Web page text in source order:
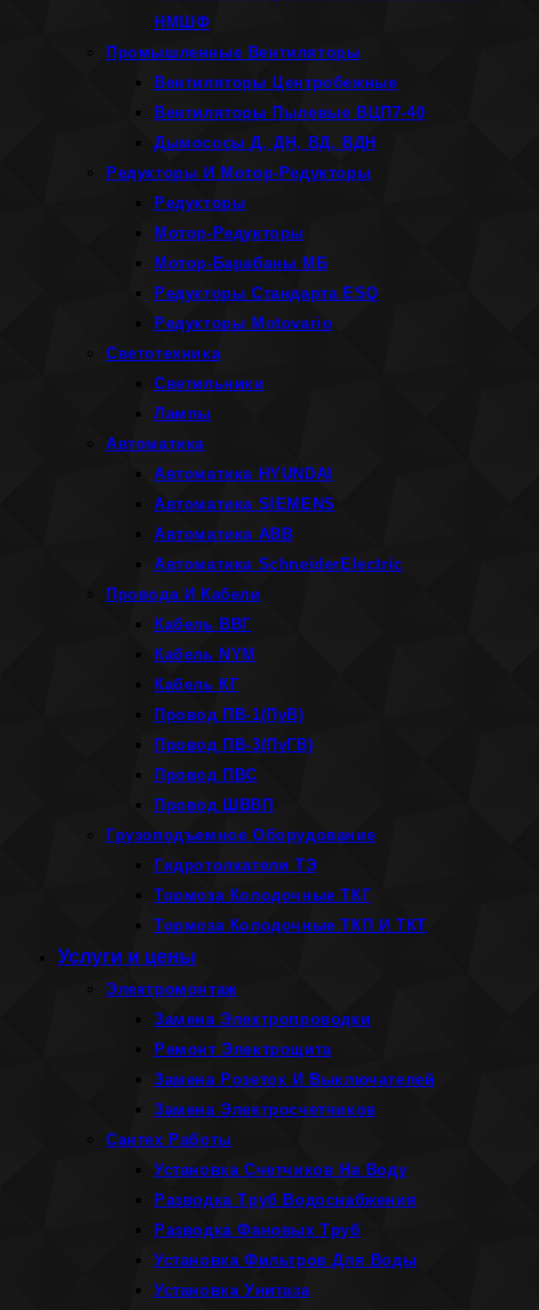
НМШФ
Промышленные Вентиляторы
Вентиляторы Центробежные
Вентиляторы Пылевые ВЦП7-40
Дымососы Д, ДН, ВД, ВДН
Редукторы И Мотор-Редукторы
Редукторы
Мотор-Редукторы
Мотор-Барабаны МБ
Редукторы Стандарта ESQ
Редукторы Motovario
Светотехника
Светильники
Лампы
Автоматика
Автоматика HYUNDAI
Автоматика SIEMENS
Автоматика ABB
Автоматика SchneiderElectric
Провода И Кабели
Кабель ВВГ
Кабель NYM
Кабель КГ
Провод ПВ-1(ПуВ)
Провод ПВ-3(ПуГВ)
Провод ПВС
Провод ШВВП
Грузоподъемное Оборудование
Гидротолкатели ТЭ
Тормоза Колодочные ТКГ
Тормоза Колодочные ТКП И ТКТ
Услуги и цены
Электромонтаж
Замена Электропроводки
Ремонт Электрощита
Замена Розеток И Выключателей
Замена Электросчетчиков
Сантех Работы
Установка Счетчиков На Воду
Разводка Труб Водоснабжения
Разводка Фановых Труб
Установка Фильтров Для Воды
Установка Унитаза